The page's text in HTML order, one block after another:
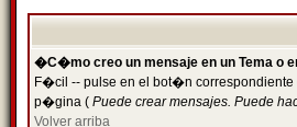
�C�mo creo un mensaje en un Tema o
F�cil -- pulse en el bot�n correspondiente
p�gina ( Puede crear mensajes. Puede
Volver arriba